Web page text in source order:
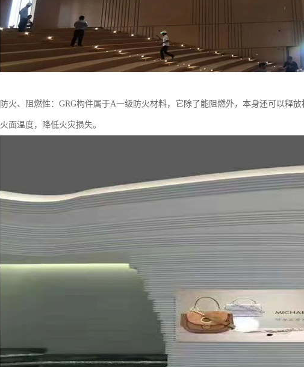
防火、阻燃性：GRG构件属于A一级防火材料，它除了能阻燃外，本身还可以释
火面温度，降低火灾损失。